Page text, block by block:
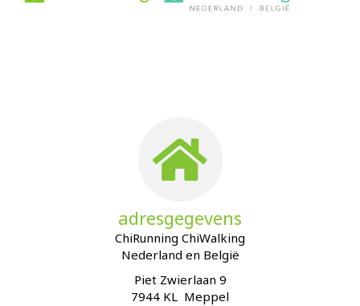
adresgegevens
ChiRunning ChiWalking
Nederland en België
Piet Zwierlaan 9
7944 KL Meppel